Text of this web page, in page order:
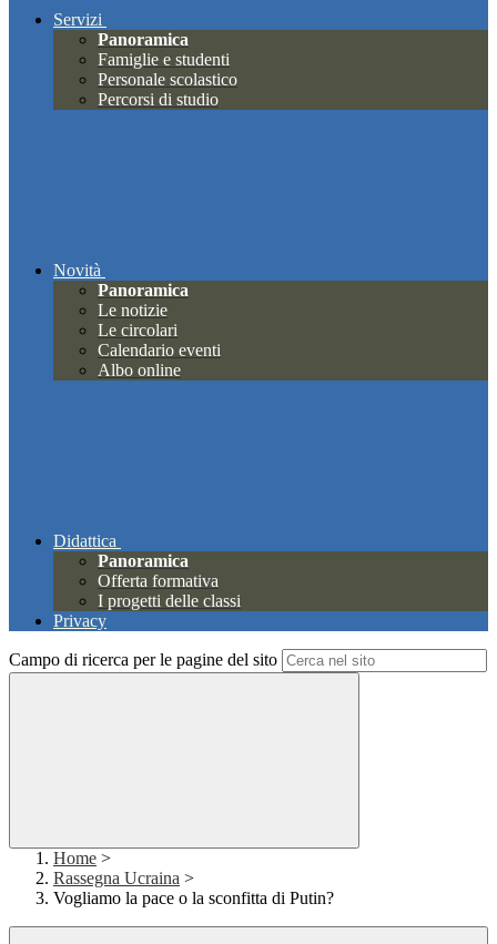
Servizi
Panoramica
Famiglie e studenti
Personale scolastico
Percorsi di studio
Novità
Panoramica
Le notizie
Le circolari
Calendario eventi
Albo online
Didattica
Panoramica
Offerta formativa
I progetti delle classi
Privacy
Campo di ricerca per le pagine del sito
Home >
Rassegna Ucraina >
Vogliamo la pace o la sconfitta di Putin?